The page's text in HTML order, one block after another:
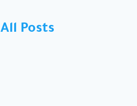
All Posts